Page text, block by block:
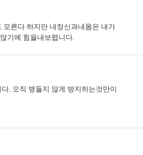
른다 하지만 내정신과내몸은 내가
기에 힘을내보렵니다.
. 오직 병들지 않게 방지하는것만이